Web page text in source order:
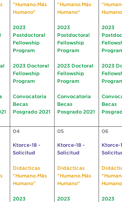
"Humano.Más
Humano"
2023
Postdoctoral
Fellowship
Program
2023 Doctoral
Fellowship
Program
Convocatoria
Becas
Posgrado 2021
"Humano.Más
Humano"
2023
Postdoctoral
Fellowship
Program
2023 Doctoral
Fellowship
Program
Convocatoria
Becas
Posgrado 2021
2023
2023
Becas
04
Ktorce-18 -
Solicitud
Didácticas
"Humano.Más
Humano"
2023
05
Ktorce-18 -
Solicitud
Didácticas
"Humano.Más
Humano"
2023
06
Ktorce-
2023